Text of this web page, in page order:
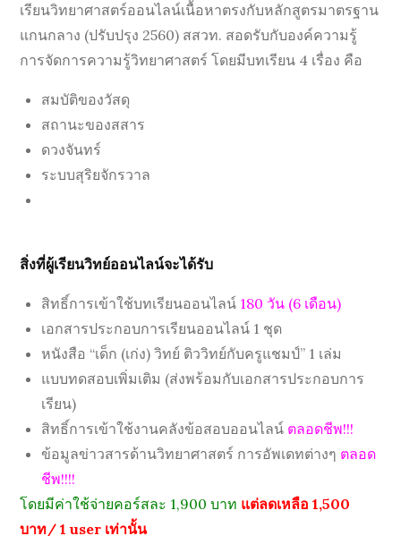
เรียนวิทยาศาสตร์ออนไลน์เนื้อหาตรงกับหลักสูตรมาตรฐาน
แกนกลาง (ปรับปรุง 2560) สสวท. สอดรับกับองค์ความรู้
การจัดการความรู้วิทยาศาสตร์ โดยมีบทเรียน 4 เรื่อง คือ
สมบัติของวัสดุ
สถานะของสสาร
ดวงจันทร์
ระบบสุริยจักรวาล
สิ่งที่ผู้เรียนวิทย์ออนไลน์จะได้รับ
สิทธิ์การเข้าใช้บทเรียนออนไลน์ 180 วัน (6 เดือน)
เอกสารประกอบการเรียนออนไลน์ 1 ชุด
หนังสือ “เด็ก (เก่ง) วิทย์ ติววิทย์กับครูแชมป์” 1 เล่ม
แบบทดสอบเพิ่มเติม (ส่งพร้อมกับเอกสารประกอบการ
เรียน)
สิทธิ์การเข้าใช้งานคลังข้อสอบออนไลน์ ตลอดชีพ!!!
ข้อมูลข่าวสารด้านวิทยาศาสตร์ การอัพเดทต่างๆ ตลอด
ชีพ!!!!
โดยมีค่าใช้จ่ายคอร์สละ 1,900 บาท แต่ลดเหลือ 1,500
บาท/ 1 user เท่านั้น